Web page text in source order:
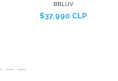
BBLUV
$37.990 CLP